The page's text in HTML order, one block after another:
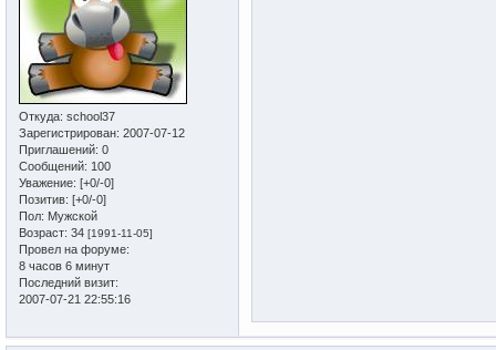
Откуда: school37
Зарегистрирован: 2007-07-12
Приглашений: 0
Сообщений: 100
Уважение: [+0/-0]
Позитив: [+0/-0]
Пол: Мужской
Возраст: 34 [1991-11-05]
Провел на форуме:
8 часов 6 минут
Последний визит:
2007-07-21 22:55:16